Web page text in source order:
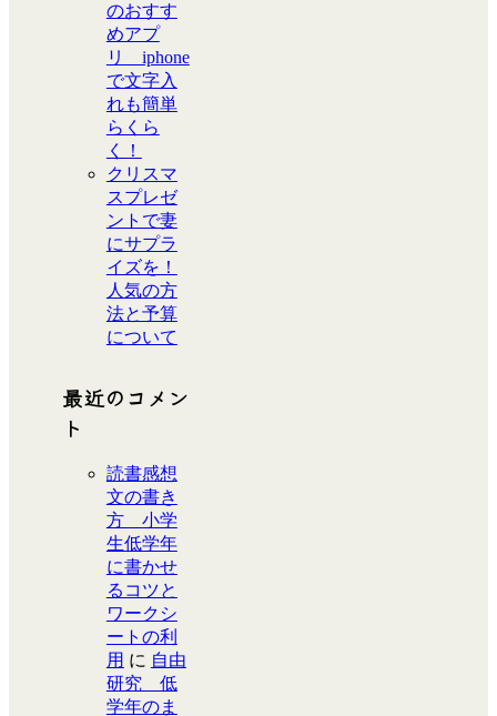
のおすす
めアプ
リ iphone
で文字入
れも簡単
らくら
く！
クリスマ
スプレゼ
ントで妻
にサプラ
イズを！
人気の方
法と予算
について
最近のコメン
ト
読書感想
文の書き
方 小学
生低学年
に書かせ
るコツと
ワークシ
ートの利
用 に 自由
研究 低
学年のま